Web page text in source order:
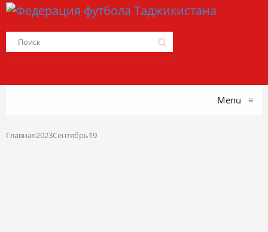
Menu ≡
Главная2023Сентябрь19